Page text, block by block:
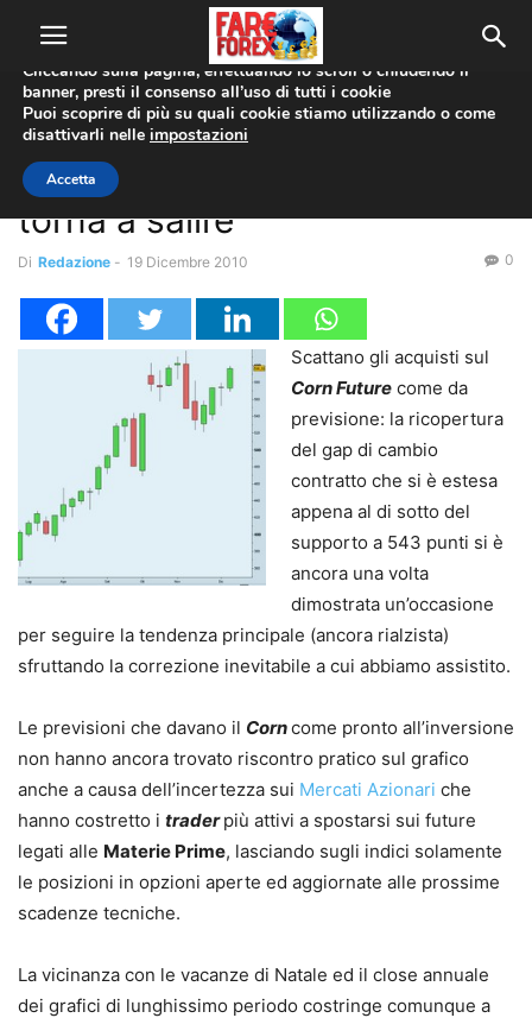
Home Analisi Tecnica
Analisi Tecnica Forex Signals
Analisi Tecnica: Corn future
torna a salire
Di Redazione - 19 Dicembre 2010 0
Scattano gli acquisti sul
Corn Future come da
previsione: la ricopertura
del gap di cambio
contratto che si è estesa
appena al di sotto del
supporto a 543 punti si è
ancora una volta
dimostrata un’occasione
per seguire la tendenza principale (ancora rialzista)
sfruttando la correzione inevitabile a cui abbiamo assistito.
Le previsioni che davano il Corncome pronto all’inversione
non hanno ancora trovato riscontro pratico sul grafico
anche a causa dell’incertezza sui Mercati Azionari che
hanno costretto i traderpiù attivi a spostarsi sui future
legati alle Materie Prime, lasciando sugli indici solamente
le posizioni in opzioni aperte ed aggiornate alle prossime
scadenze tecniche.
La vicinanza con le vacanze di Natale ed il close annuale
dei grafici di lunghissimo periodo costringe comunque a
Utilizziamo i cookie per offrirti la migliore esperienza sul nostro
sito web.
Cliccando sulla pagina, effettuando lo scroll o chiudendo il
banner, presti il consenso all’uso di tutti i cookie
Puoi scoprire di più su quali cookie stiamo utilizzando o come
disattivarli nelle impostazioni
Accetta